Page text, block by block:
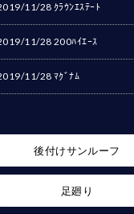
11/28 ｸﾗｳﾝｴｽﾃｰﾄ
11/28 200ﾊｲｴｰｽ
11/28 ﾏｸﾞﾅﾑ
後付けサンルーフ
足廻り